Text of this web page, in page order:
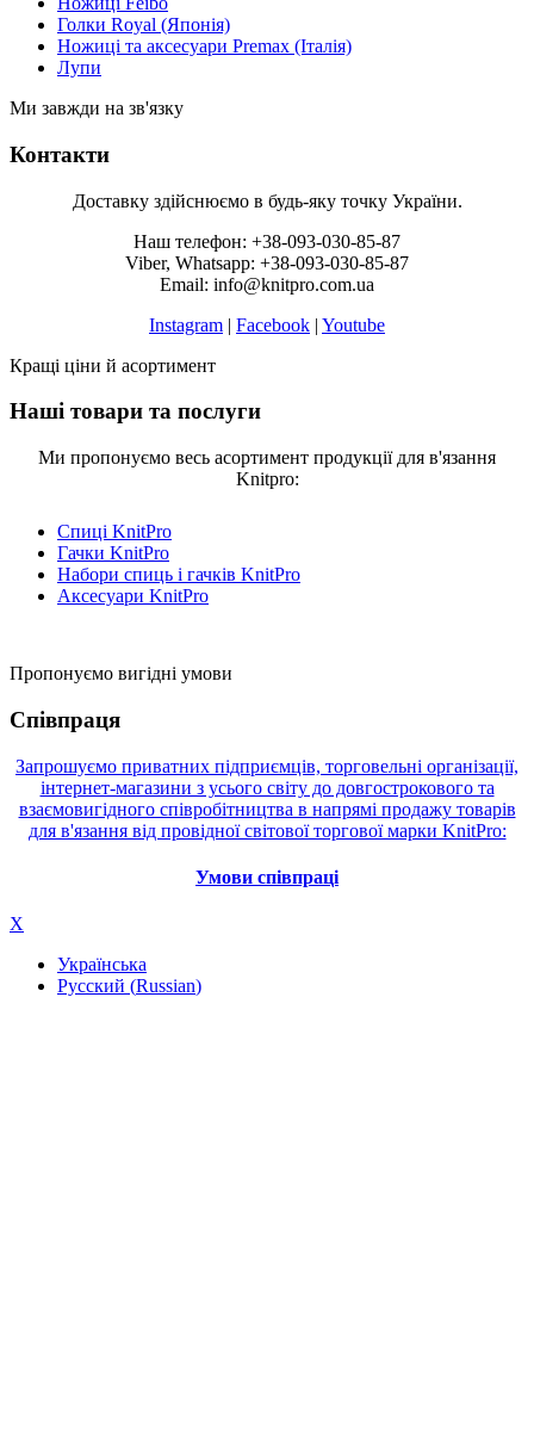
Голки Royal (Японія)
Ножиці та аксесуари Premax (Італія)
Лупи
Ми завжди на зв'язку
Контакти
Доставку здійснюємо в будь-яку точку України.
Наш телефон: +38-093-030-85-87
Viber, Whatsapp: +38-093-030-85-87
Email: info@knitpro.com.ua
Instagram | Facebook | Youtube
Кращі ціни й асортимент
Наші товари та послуги
Ми пропонуємо весь асортимент продукції для в'язання
Knitpro:
Спиці KnitPro
Гачки KnitPro
Набори спиць і гачків KnitPro
Аксесуари KnitPro
Пропонуємо вигідні умови
Співпраця
Запрошуємо приватних підприємців, торговельні організації,
інтернет-магазини з усього світу до довгострокового та
взаємовигідного співробітництва в напрямі продажу товарів
для в'язання від провідної світової торгової марки KnitPro:
Умови співпраці
X
Українська
Русский (Russian)